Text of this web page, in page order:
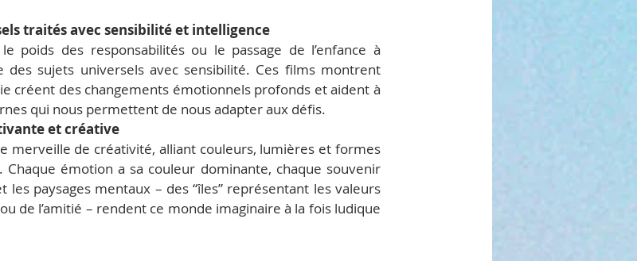
traités avec sensibilité et intelligence
poids des responsabilités ou le passage de l’enfance à
des sujets universels avec sensibilité. Ces films montrent
créent des changements émotionnels profonds et aident à
qui nous permettent de nous adapter aux défis.
et créative
merveille de créativité, alliant couleurs, lumières et formes
émotion a sa couleur dominante, chaque souvenir
les paysages mentaux – des “îles” représentant les valeurs
de l’amitié – rendent ce monde imaginaire à la fois ludique